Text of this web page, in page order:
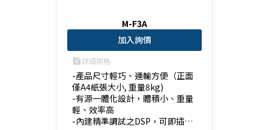
M-F3A
加入詢價
feed詳細規格
-產品尺寸輕巧、運輸方便（正面
僅A4紙張大小, 重量8kg)
-有源一體化設計，體積小、重量
輕、效率高
-內建精準調試之DSP，可即插即